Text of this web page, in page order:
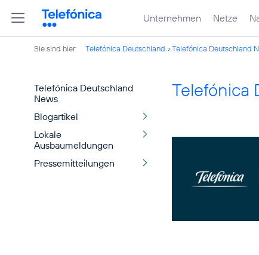
Unternehmen Netze
Sie sind hier: Telefónica Deutschland Telefónica Deutschland
Telefónica Deutschland
News
Blogartikel
Lokale
Ausbaumeldungen
Pressemitteilungen
Telefónica